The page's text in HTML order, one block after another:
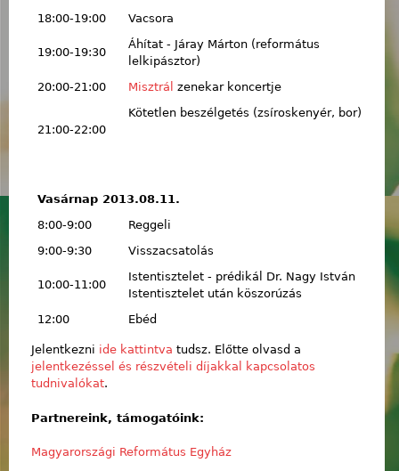
18:00-19:00 Vacsora
19:00-19:30
Áhítat - Járay Márton (református
lelkipásztor)
20:00-21:00
Misztrál zenekar koncertje
21:00-22:00
Kötetlen beszélgetés (zsíroskenyér, bor)
Vasárnap 2013.08.11.
8:00-9:00
Reggeli
9:00-9:30
Visszacsatolás
10:00-11:00
Istentisztelet - prédikál Dr. Nagy István
Istentisztelet után köszorúzás
12:00
Ebéd
Jelentkezni ide kattintva tudsz. Előtte olvasd a
jelentkezéssel és részvételi díjakkal kapcsolatos
tudnivalókat.
Partnereink, támogatóink:
Magyarországi Református Egyház